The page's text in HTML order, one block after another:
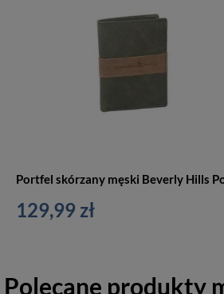
129,99 zł
Polecane produkty